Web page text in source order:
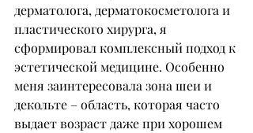
дерматолога, дерматокосметолога и
пластического хирурга, я
сформировал комплексный подход к
эстетической медицине. Особенно
меня заинтересовала зона шеи и
декольте – область, которая часто
выдает возраст даже при хорошем